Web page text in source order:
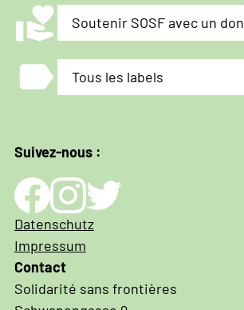
volunteer_activism Soutenir SOSF avec un don
label Tous les labels
Suivez-nous :
Impressum
und
Datenschutz
Datenschutz
Impressum
Contact
Solidarité sans frontières